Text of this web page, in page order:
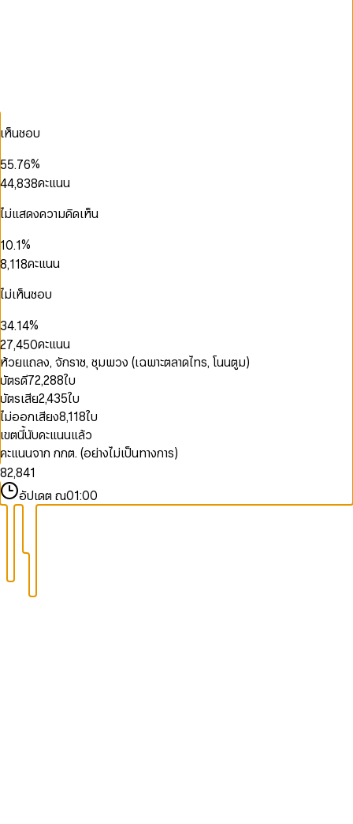
เห็นชอบ
3
5
6
7
8
9
3
5
6
7
8
9
.
5
7
8
9
4
6
7
8
9
%
0
1
3
4
6
8
9
0
1
3
4
6
8
9
,
5
7
8
0
2
3
5
7
8
9
5
6
7
8คะแนน
ไม่แสดงความคิดเห็น
1
2
3
4
5
6
7
8
9
0
1
2
3
4
5
6
7
8
9
.1
2
3
4
5
6
7
8
9
%
1
2
3
4
5
7
8,
0
1
3
5
6
7
8
9
0
1
3
5
6
7
8
9
1
2
3
4
5
6
7
8คะแนน
ไม่เห็นชอบ
1
3
4
5
6
7
8
9
0
2
4
5
6
7
8
9
.1
2
3
4
5
6
7
8
9
0
2
4
5
6
7
8
9
%
1
2
3
4
5
6
7
8
9
0
1
2
3
4
6
7
8
9
,
0
1
3
4
5
6
7
8
9
0
2
4
5
6
7
8
9
0
1
2
3
4
5
6
7
8
9
คะแนน
ห้วยแถลง, จักราช, ชุมพวง (เฉพาะตลาดไทร, โนนตูม)
บัตรดี72,288ใบ
บัตรเสีย2,435ใบ
ไม่ออกเสียง8,118ใบ
เขตนี้นับคะแนนแล้ว
คะแนนจาก กกต. (อย่างไม่เป็นทางการ)
0
1
2
3
4
5
6
7
8
9
0
1
2
3
4
,
0
1
2
3
4
5
6
7
8
9
0
1
2
3
4
5
6
0
1
2
3
7
อัปเดต ณ01:00